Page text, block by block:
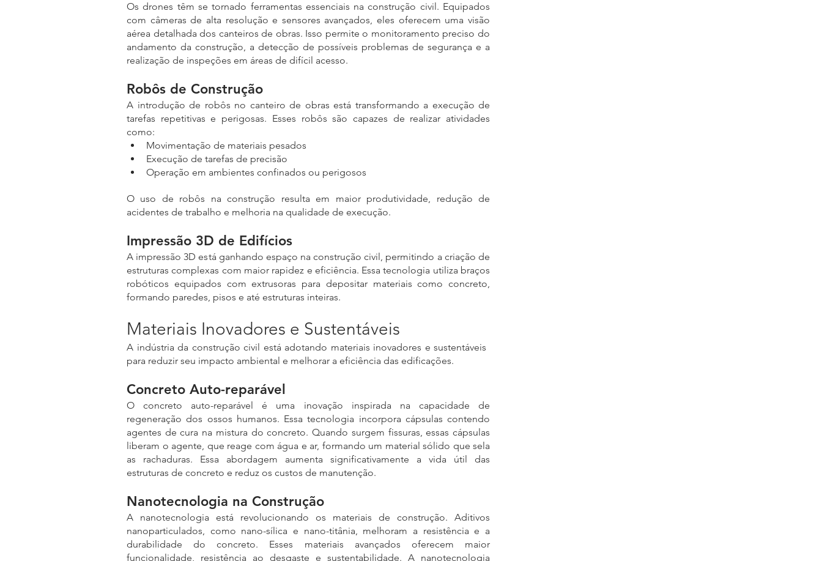
Os drones têm se tornado ferramentas essenciais na construção civil. Equipados
com câmeras de alta resolução e sensores avançados, eles oferecem uma visão
aérea detalhada dos canteiros de obras. Isso permite o monitoramento preciso do
andamento da construção, a detecção de possíveis problemas de segurança e a
realização de inspeções em áreas de difícil acesso.
Robôs de Construção
A introdução de robôs no canteiro de obras está transformando a execução de
tarefas repetitivas e perigosas. Esses robôs são capazes de realizar atividades
como:
Movimentação de materiais pesados
Execução de tarefas de precisão
Operação em ambientes confinados ou perigosos
O uso de robôs na construção resulta em maior produtividade, redução de
acidentes de trabalho e melhoria na qualidade de execução.
Impressão 3D de Edifícios
A impressão 3D está ganhando espaço na construção civil, permitindo a criação de
estruturas complexas com maior rapidez e eficiência. Essa tecnologia utiliza braços
robóticos equipados com extrusoras para depositar materiais como concreto,
formando paredes, pisos e até estruturas inteiras.
Materiais Inovadores e Sustentáveis
A indústria da construção civil está adotando materiais inovadores e sustentáveis ​​
para reduzir seu impacto ambiental e melhorar a eficiência das edificações.
Concreto Auto-reparável
O concreto auto-reparável é uma inovação inspirada na capacidade de
regeneração dos ossos humanos. Essa tecnologia incorpora cápsulas contendo
agentes de cura na mistura do concreto. Quando surgem fissuras, essas cápsulas
liberam o agente, que reage com água e ar, formando um material sólido que sela
as rachaduras. Essa abordagem aumenta significativamente a vida útil das
estruturas de concreto e reduz os custos de manutenção.
Nanotecnologia na Construção
A nanotecnologia está revolucionando os materiais de construção. Aditivos
nanoparticulados, como nano-sílica e nano-titânia, melhoram a resistência e a
durabilidade do concreto. Esses materiais avançados oferecem maior
funcionalidade, resistência ao desgaste e sustentabilidade. A nanotecnologia